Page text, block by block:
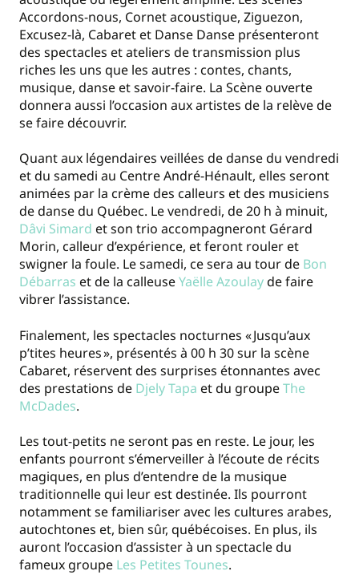
Accordons-nous, Cornet acoustique, Ziguezon,
Excusez-là, Cabaret et Danse Danse présenteront
des spectacles et ateliers de transmission plus
riches les uns que les autres : contes, chants,
musique, danse et savoir-faire. La Scène ouverte
donnera aussi l’occasion aux artistes de la relève de
se faire découvrir.
Quant aux légendaires veillées de danse du vendredi
et du samedi au Centre André-Hénault, elles seront
animées par la crème des calleurs et des musiciens
de danse du Québec. Le vendredi, de 20 h à minuit,
Dâvi Simard et son trio accompagneront Gérard
Morin, calleur d’expérience, et feront rouler et
swigner la foule. Le samedi, ce sera au tour de Bon
Débarras et de la calleuseYaëlle Azoulayde faire
vibrer l’assistance.
Finalement, les spectacles nocturnes « Jusqu’aux
p’tites heures », présentés à 00 h 30 sur la scène
Cabaret, réservent des surprises étonnantes avec
des prestations de Djely Tapa et du groupeThe
McDades.
Les tout-petits ne seront pas en reste. Le jour, les
enfants pourront s’émerveiller à l’écoute de récits
magiques, en plus d’entendre de la musique
traditionnelle qui leur est destinée. Ils pourront
notamment se familiariser avec les cultures arabes,
autochtones et, bien sûr, québécoises. En plus, ils
auront l’occasion d’assister à un spectacle du
fameux groupe Les Petites Tounes.